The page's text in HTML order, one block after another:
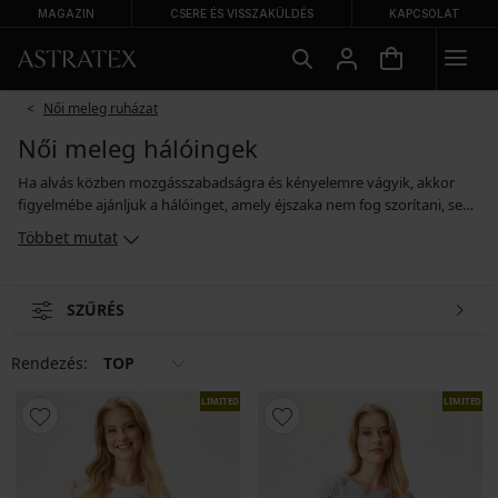
MAGAZIN CSERE ÉS VISSZAKÜLDÉS KAPCSOLAT
Női meleg ruházat
Női meleg hálóingek
Ha alvás közben mozgásszabadságra és kényelemre vágyik, akkor
figyelmébe ajánljuk a hálóinget, amely éjszaka nem fog szorítani, sem
akadályozni a mozgásban. Kínálatunkban talál vállpántos
hálóingeket, rövid- és hosszú ujjú modelleket, szoptatáshoz alkalmas
múlik, hogy kényelmes pamut hálóinget, ujjatlan szexi szatén modellt
Többet mutat
SZŰRÉS
Rendezés: TOP
LIMITED LIMITED